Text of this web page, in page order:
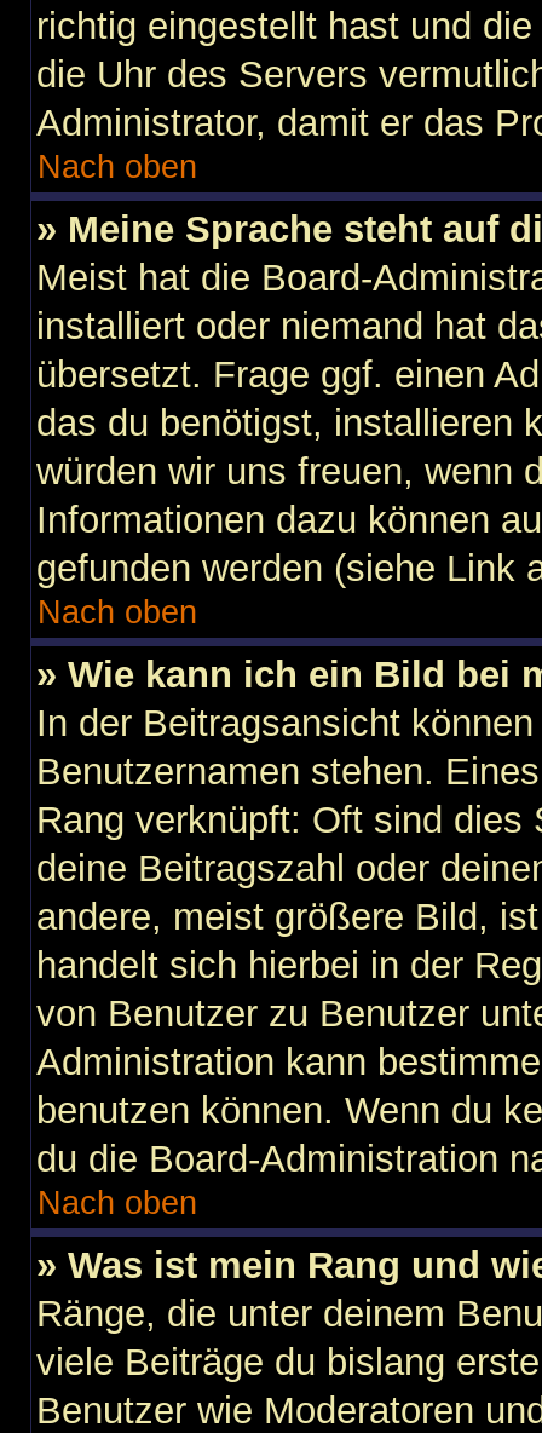
richtig eingestellt hast und
die Uhr des Servers
Administrator, damit er das
Nach oben
» Meine Sprache steht auf
Meist hat die Board-
installiert oder niemand hat
übersetzt. Frage ggf. einen
das du benötigst, installieren
würden wir uns freuen, wenn
Informationen dazu können
gefunden werden (siehe Link
Nach oben
» Wie kann ich ein Bild bei
In der Beitragsansicht
Benutzernamen stehen.
Rang verknüpft: Oft sind
deine Beitragszahl oder
andere, meist größere Bild,
handelt sich hierbei in der
von Benutzer zu Benutzer
Administration kann
benutzen können. Wenn du
du die Board-Administration
Nach oben
» Was ist mein Rang und
Ränge, die unter deinem
viele Beiträge du bislang
Benutzer wie Moderatoren